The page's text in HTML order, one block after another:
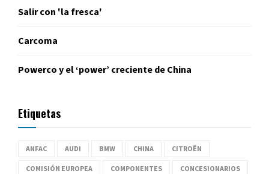
Salir con 'la fresca'
Carcoma
Powerco y el ‘power’ creciente de China
Etiquetas
ANFAC AUDI BMW CHINA CITROËN
COMISIÓN EUROPEA COMPONENTES CONCESIONARIOS